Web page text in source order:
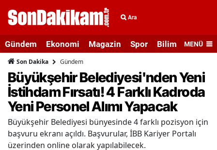
Ara
Gündem Ekonomi Magazin Spor Bilim veMENÜ
Son Dakika Gündem
Büyükşehir Belediyesi'nden Yeni
İstihdam Fırsatı! 4 Farklı Kadroda
Yeni Personel Alımı Yapacak
Büyükşehir Belediyesi bünyesinde 4 farklı pozisyon için
başvuru ekranı açıldı. Başvurular, İBB Kariyer Portalı
üzerinden online olarak yapılabilecek.